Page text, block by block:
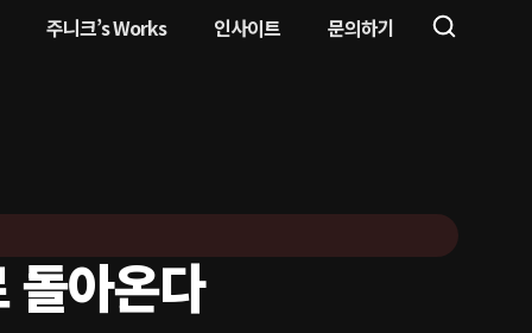
주니크’s Works 인사이트 문의하기
돌아온다